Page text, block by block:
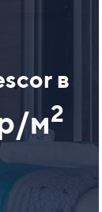
в
м2